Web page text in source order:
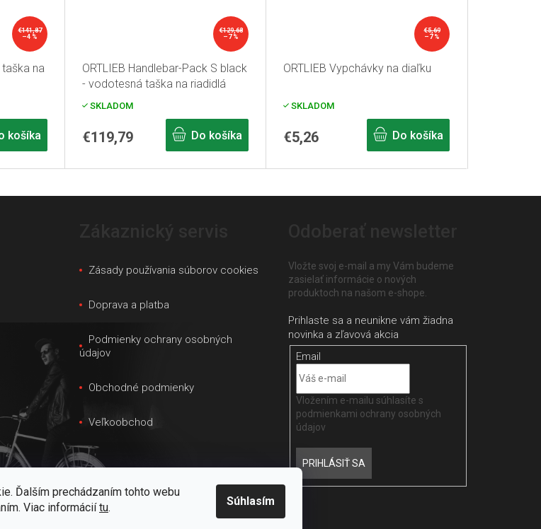
Ďalším prechádzaním tohto webu
Viac informáciítu. Súhlasím
€141,87
–4 %
taška na
košíka
€129,68
–7 %
ORTLIEB Handlebar-Pack S black
- vodotesná taška na riadidlá
SKLADOM
€119,79 Do košíka
€5,69
–7 %
ORTLIEB Vypchávky na diaľku
SKLADOM
€5,26 Do košíka
Zásady používania súborov cookies
Doprava a platba
Podmienky ochrany osobných
údajov
Obchodné podmienky
Veľkoobchod
Vložte svoj e-mail a my Vám budeme
zasielať informácie o nových
produktoch na našom e-shope.
Email
Vložením e-mailu súhlasíte s
podmienkami ochrany osobných
údajov
PRIHLÁSIŤ SA